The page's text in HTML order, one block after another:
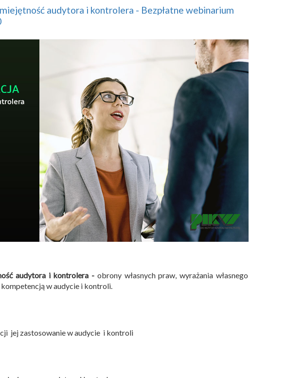
audytora i kontrolera - Bezpłatne webinarium
audytora i kontrolera - obrony własnych praw, wyrażania własnego
w audycie i kontroli.
jej zastosowanie w audycie i kontroli